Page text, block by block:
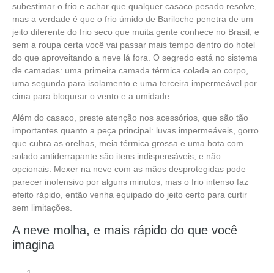
subestimar o frio e achar que qualquer casaco pesado resolve,
mas a verdade é que o frio úmido de Bariloche penetra de um
jeito diferente do frio seco que muita gente conhece no Brasil, e
sem a roupa certa você vai passar mais tempo dentro do hotel
do que aproveitando a neve lá fora. O segredo está no sistema
de camadas: uma primeira camada térmica colada ao corpo,
uma segunda para isolamento e uma terceira impermeável por
cima para bloquear o vento e a umidade.
Além do casaco, preste atenção nos acessórios, que são tão
importantes quanto a peça principal: luvas impermeáveis, gorro
que cubra as orelhas, meia térmica grossa e uma bota com
solado antiderrapante são itens indispensáveis, e não
opcionais. Mexer na neve com as mãos desprotegidas pode
parecer inofensivo por alguns minutos, mas o frio intenso faz
efeito rápido, então venha equipado do jeito certo para curtir
sem limitações.
A neve molha, e mais rápido do que você
imagina